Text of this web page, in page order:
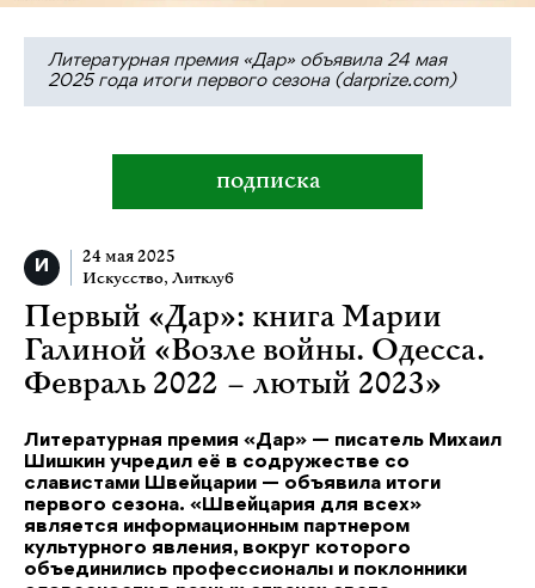
Литературная премия «Дар» объявила 24 мая
2025 года итоги первого сезона (darprize.com)
подписка
24 мая 2025
Искусство, Литклуб
Первый «Дар»: книга Марии
Галиной «Возле войны. Одесса.
Февраль 2022 – лютый 2023»
Литературная премия «Дар» — писатель Михаил
Шишкин учредил её в содружестве со
славистами Швейцарии — объявила итоги
первого сезона. «Швейцария для всех»
является информационным партнером
культурного явления, вокруг которого
объединились профессионалы и поклонники